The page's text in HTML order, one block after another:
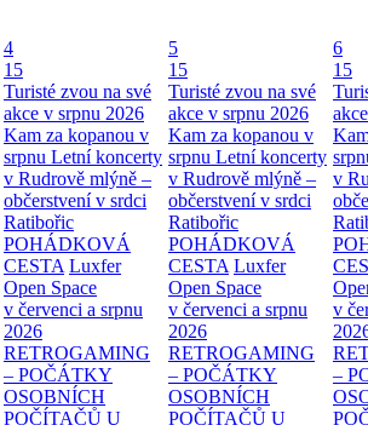
4
15
Turisté zvou na své
akce v srpnu 2026
Kam za kopanou v
srpnu Letní koncerty
v Rudrově mlýně –
občerstvení v srdci
Ratibořic
POHÁDKOVÁ
CESTA Luxfer
Open Space
v červenci a srpnu
2026
RETROGAMING
– POČÁTKY
OSOBNÍCH
POČÍTAČŮ U
5
15
Turisté zvou na své
akce v srpnu 2026
Kam za kopanou v
srpnu Letní koncerty
v Rudrově mlýně –
občerstvení v srdci
Ratibořic
POHÁDKOVÁ
CESTA Luxfer
Open Space
v červenci a srpnu
2026
RETROGAMING
– POČÁTKY
OSOBNÍCH
POČÍTAČŮ U
6
15
v
v
–